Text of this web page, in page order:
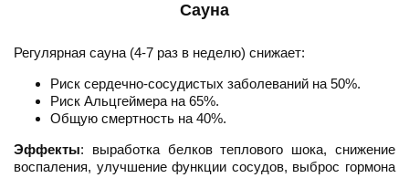
Сауна
Регулярная сауна (4-7 раз в неделю) снижает:
Риск сердечно-сосудистых заболеваний на 50%.
Риск Альцгеймера на 65%.
Общую смертность на 40%.
Эффекты: выработка белков теплового шока, снижение
воспаления, улучшение функции сосудов, выброс гормона